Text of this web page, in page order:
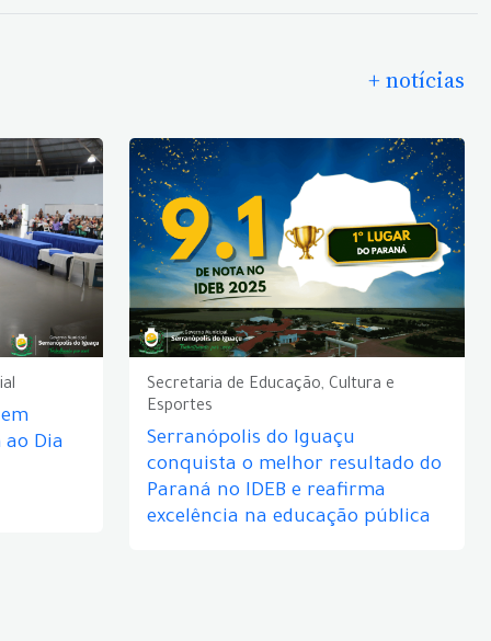
+ notícias
Dia
Secretaria de Educação, Cultura e
Esportes
Serranópolis do Iguaçu
conquista o melhor resultado do
Paraná no IDEB e reafirma
excelência na educação pública